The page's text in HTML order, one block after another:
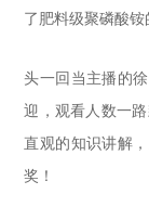
了肥料级聚磷酸铵
头一回当主播的
迎，观看人数一
直观的知识讲解
奖！